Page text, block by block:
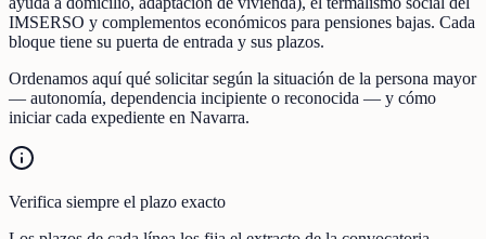
IMSERSO y complementos económicos para pensiones bajas. Cada
bloque tiene su puerta de entrada y sus plazos.
Ordenamos aquí qué solicitar según la situación de la persona mayor
— autonomía, dependencia incipiente o reconocida — y cómo
iniciar cada expediente en Navarra.
Verifica siempre el plazo exacto